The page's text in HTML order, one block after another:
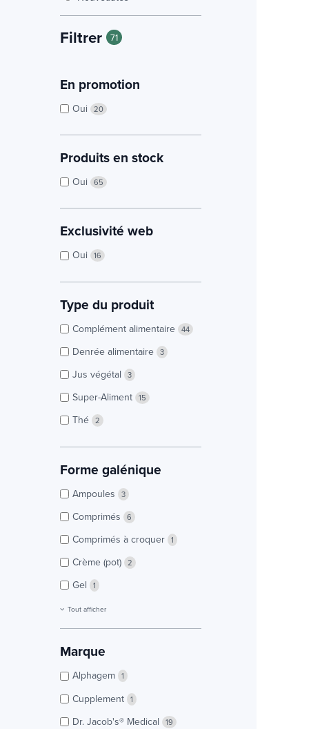
Filtrer 71
En promotion
Oui 20
Produits en stock
Oui 65
Exclusivité web
Oui 16
Type du produit
Complément alimentaire 44
Denrée alimentaire 3
Jus végétal 3
Super-Aliment 15
Thé 2
Forme galénique
Ampoules 3
Comprimés 6
Comprimés à croquer 1
Crème (pot) 2
Gel 1
Tout afficher
Marque
Alphagem 1
Cupplement 1
Dr. Jacob's® Medical 19